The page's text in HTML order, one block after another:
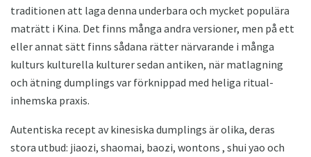
traditionen att laga denna underbara och mycket populära
maträtt i Kina. Det finns många andra versioner, men på ett
eller annat sätt finns sådana rätter närvarande i många
kulturs kulturella kulturer sedan antiken, när matlagning
och ätning dumplings var förknippad med heliga ritual-
inhemska praxis.
Autentiska recept av kinesiska dumplings är olika, deras
stora utbud: jiaozi, shaomai, baozi, wontons , shui yao och